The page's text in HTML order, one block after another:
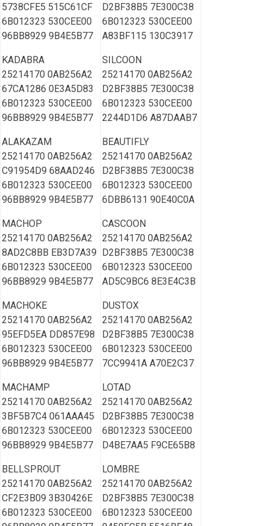
5738CFE5 515C61CF
6B012323 530CEE00
96BB8929 9B4E5B77
KADABRA
25214170 0AB256A2
67CA1286 0E3A5D83
6B012323 530CEE00
96BB8929 9B4E5B77
ALAKAZAM
25214170 0AB256A2
C91954D9 68AAD246
6B012323 530CEE00
96BB8929 9B4E5B77
MACHOP
25214170 0AB256A2
8AD2C8BB EB3D7A39
6B012323 530CEE00
96BB8929 9B4E5B77
MACHOKE
25214170 0AB256A2
95EFD5EA DD857E98
6B012323 530CEE00
96BB8929 9B4E5B77
MACHAMP
25214170 0AB256A2
3BF5B7C4 061AAA45
6B012323 530CEE00
96BB8929 9B4E5B77
BELLSPROUT
25214170 0AB256A2
CF2E3B09 3B30426E
6B012323 530CEE00
D2BF38B5 7E300C38
6B012323 530CEE00
A83BF115 130C3917
SILCOON
25214170 0AB256A2
D2BF38B5 7E300C38
6B012323 530CEE00
2244D1D6 A87DAAB7
BEAUTIFLY
25214170 0AB256A2
D2BF38B5 7E300C38
6B012323 530CEE00
6DBB6131 90E40C0A
CASCOON
25214170 0AB256A2
D2BF38B5 7E300C38
6B012323 530CEE00
AD5C9BC6 8E3E4C3B
DUSTOX
25214170 0AB256A2
D2BF38B5 7E300C38
6B012323 530CEE00
7CC9941A A70E2C37
LOTAD
25214170 0AB256A2
D2BF38B5 7E300C38
6B012323 530CEE00
D4BE7AA5 F9CE65B8
LOMBRE
25214170 0AB256A2
D2BF38B5 7E300C38
6B012323 530CEE00